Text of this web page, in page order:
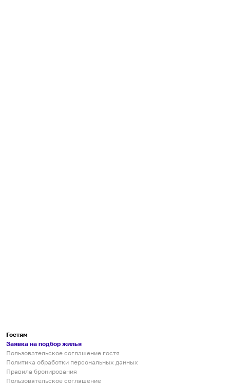
Гостям
Заявка на подбор жилья
Пользовательское соглашение гостя
Политика обработки персональных данных
Правила бронирования
Пользовательское соглашение